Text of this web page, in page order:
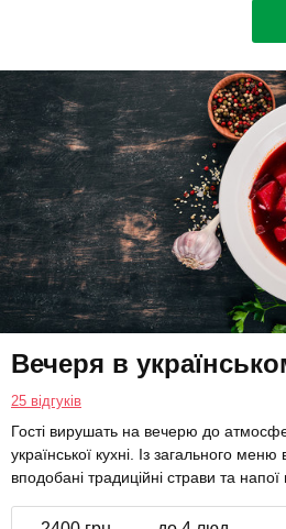
Вечеря в
25 відгуків
Гості вирушать на вечерю до
української кухні. Із загального
вподобані традиційні страви та напої